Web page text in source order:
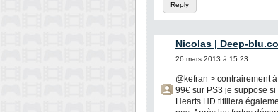
Reply
Nicolas | Deep-
26 mars 2013 à 15:23
@kefran > contrairement
99€ sur PS3 je suppose
Hearts HD titillera